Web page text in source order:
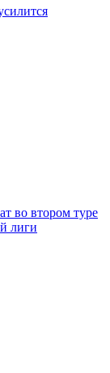
во втором туре
лиги